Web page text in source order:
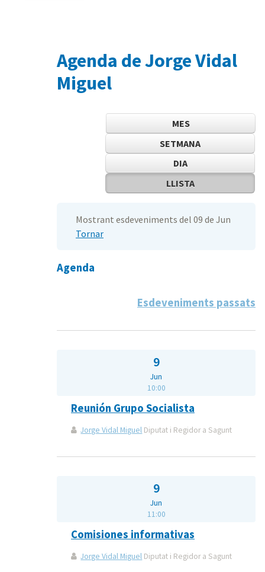
Agenda de Jorge Vidal
Miguel
MES
SETMANA
DIA
LLISTA
Mostrant esdeveniments del 09 de Jun
Tornar
Agenda
Esdeveniments passats
9
Jun
10:00
Reunión Grupo Socialista
Jorge Vidal Miguel Diputat i Regidor a Sagunt
9
Jun
11:00
Comisiones informativas
Jorge Vidal Miguel Diputat i Regidor a Sagunt